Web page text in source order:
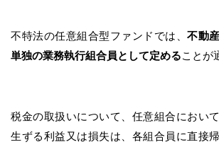
不特法の任意組合型ファンドでは、 不動
単独の業務執行組合員として定めることが
税金の取扱いについて、任意組合におい
生ずる利益又は損失は、各組合員に直接